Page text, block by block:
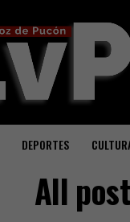
DEPORTES
All